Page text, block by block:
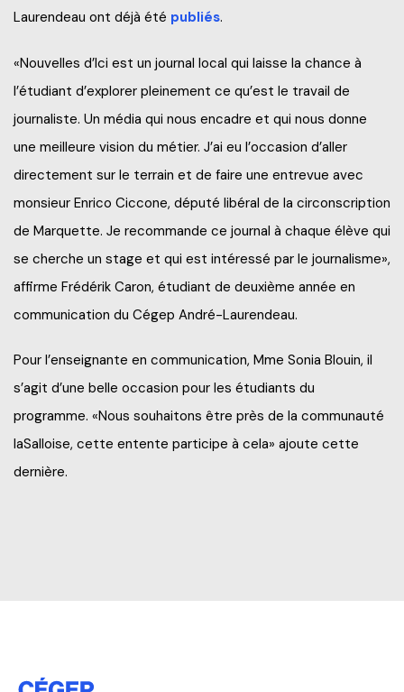
Laurendeau ont déjà été publiés.
«Nouvelles d’Ici est un journal local qui laisse la chance à
l’étudiant d’explorer pleinement ce qu’est le travail de
journaliste. Un média qui nous encadre et qui nous donne
une meilleure vision du métier. J’ai eu l’occasion d’aller
directement sur le terrain et de faire une entrevue avec
monsieur Enrico Ciccone, député libéral de la circonscription
de Marquette. Je recommande ce journal à chaque élève qui
se cherche un stage et qui est intéressé par le journalisme»,
affirme Frédérik Caron, étudiant de deuxième année en
communication du Cégep André-Laurendeau.
Pour l’enseignante en communication, Mme Sonia Blouin, il
s’agit d’une belle occasion pour les étudiants du
programme. «Nous souhaitons être près de la communauté
laSalloise, cette entente participe à cela» ajoute cette
dernière.